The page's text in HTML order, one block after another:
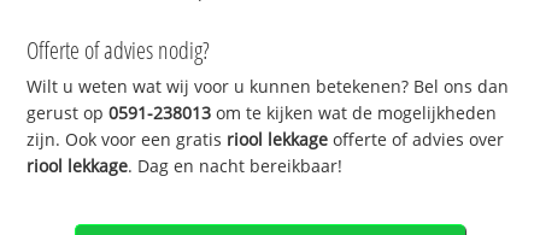
Offerte of advies nodig?
Wilt u weten wat wij voor u kunnen betekenen? Bel ons dan
gerust op0591-238013 om te kijken wat de mogelijkheden
zijn. Ook voor een gratis riool lekkage offerte of advies over
riool lekkage. Dag en nacht bereikbaar!